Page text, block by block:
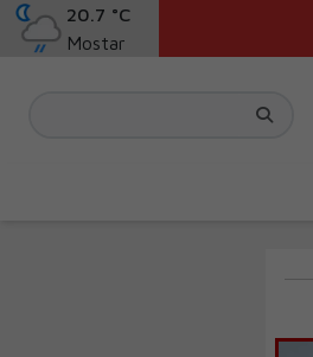
20.7 °C
Mostar